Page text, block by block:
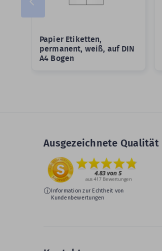
Papier Etiketten,
permanent, weiß, auf DIN
A4 Bogen
Ausgezeichnete Qualität
Information zur Echtheit von
Kundenbewertungen